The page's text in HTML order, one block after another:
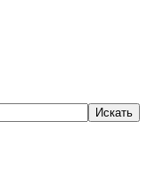
Искать